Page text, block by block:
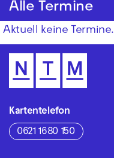
Alle Termine
Aktuell keine Termine.
Kartentelefon
0621 1680 150